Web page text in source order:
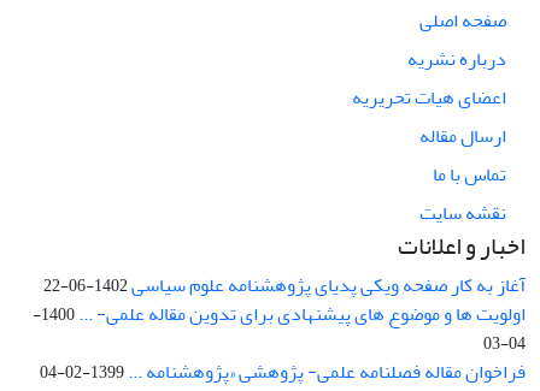
صفحه اصلی
درباره نشریه
اعضای هیات تحریریه
ارسال مقاله
تماس با ما
نقشه سایت
اخبار و اعلانات
آغاز به کار صفحه ویکی پدیای پژوهشنامه علوم سیاسی1402-06-22
اولویت ها و موضوع های پیشنهادی برای تدوین مقاله علمی- ...
1400-
04-03
فراخوان مقاله فصلنامه علمی- پژوهشی «پژوهشنامه ...1399-02-04